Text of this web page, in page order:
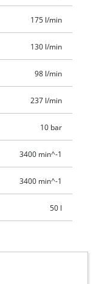
garantizan el
mientras que las
175 l/min
130 l/min
98 l/min
237 l/min
10 bar
3400 min^-1
3400 min^-1
50 l